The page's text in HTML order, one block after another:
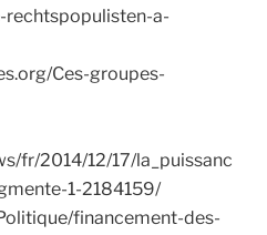
a-
Ces-groupes-
fr/2014/12/17/la_puissanc
1-2184159/
financement-des-